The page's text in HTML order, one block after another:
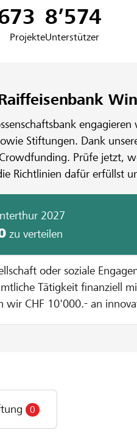
73
Projekte
8’574
Unterstützer
Stiftungen. Dank
Prüfe jetzt,
Richtlinien dafür erfüllst
2027
zu verteilen
oder soziale
Tätigkeit finanziell
wir CHF 10'000.- an
Stiftung ein
0